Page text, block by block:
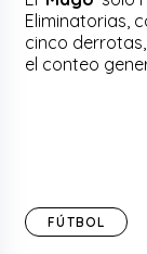
Eliminatorias,
cinco
el conteo
FÚTBOL